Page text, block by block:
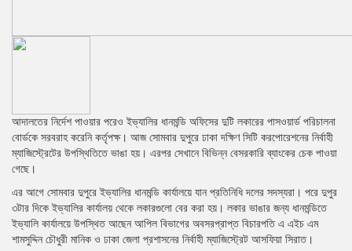
আদালতের নির্দেশ পাওয়ার পরেও ইভ্যালির ধানমন্ডি অফিসের দুটি লকারের পাসওয়ার্ড পরিচালনা
বোর্ডকে সরবরাহ করেনি কর্তৃপক্ষ। আজ সোমবার দুপুরে ঢাকা দক্ষিণ সিটি করপোরেশনের নির্বাহী
ম্যাজিস্ট্রেটের উপস্থিতিতে ভাঙা হয়। এরপর সেখানে বিভিন্ন বেসরকারি ব্যাংকের চেক পাওয়া
গেছে।
এর আগে সোমবার দুপুরে ইভ্যালির ধানমন্ডি কার্যালয়ে যান প্রতিনিধি দলের সদস্যরা। পরে দুপুর
৩টার দিকে ইভ্যালির কার্যালয় থেকে লকারগুলো বের করা হয়। লকার ভাঙার জন্য ধানমন্ডিতে
ইভ্যালি কার্যালয়ে উপস্থিত আছেন আপিল বিভাগের অবসরপ্রাপ্ত বিচারপতি এ এইচ এম
শামসুদ্দিন চৌধুরী মানিক ও ঢাকা জেলা প্রশাসনের নির্বাহী ম্যাজিস্ট্রেট আসফিয়া সিরাত।